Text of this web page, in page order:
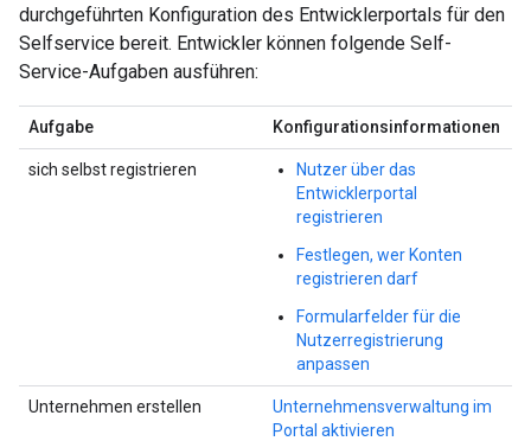
durchgeführten Konfiguration des Entwicklerportals für den
Selfservice bereit. Entwickler können folgende Self-
Service-Aufgaben ausführen:
Aufgabe Konfigurationsinformationen
sich selbst registrieren
Nutzer über das
Entwicklerportal
registrieren
Festlegen, wer Konten
registrieren darf
Formularfelder für die
Nutzerregistrierung
anpassen
Unternehmen erstellen
Unternehmensverwaltung im
Portal aktivieren